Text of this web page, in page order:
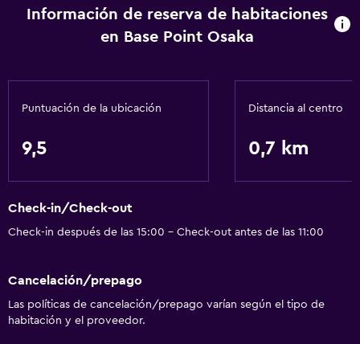
Lavandería
Bicicletas
Espacio de almacenamiento
Salud y seguridad
Información de reserva de habitaciones
en Base Point Osaka
Puntuación de la ubicación
9,5
Distancia al centro
0,7 km
Check-in/Check-out
Check-in después de las 15:00 - Check-out antes de las 11:00
Cancelación/prepago
Las políticas de cancelación/prepago varían según el tipo de
habitación y el proveedor.